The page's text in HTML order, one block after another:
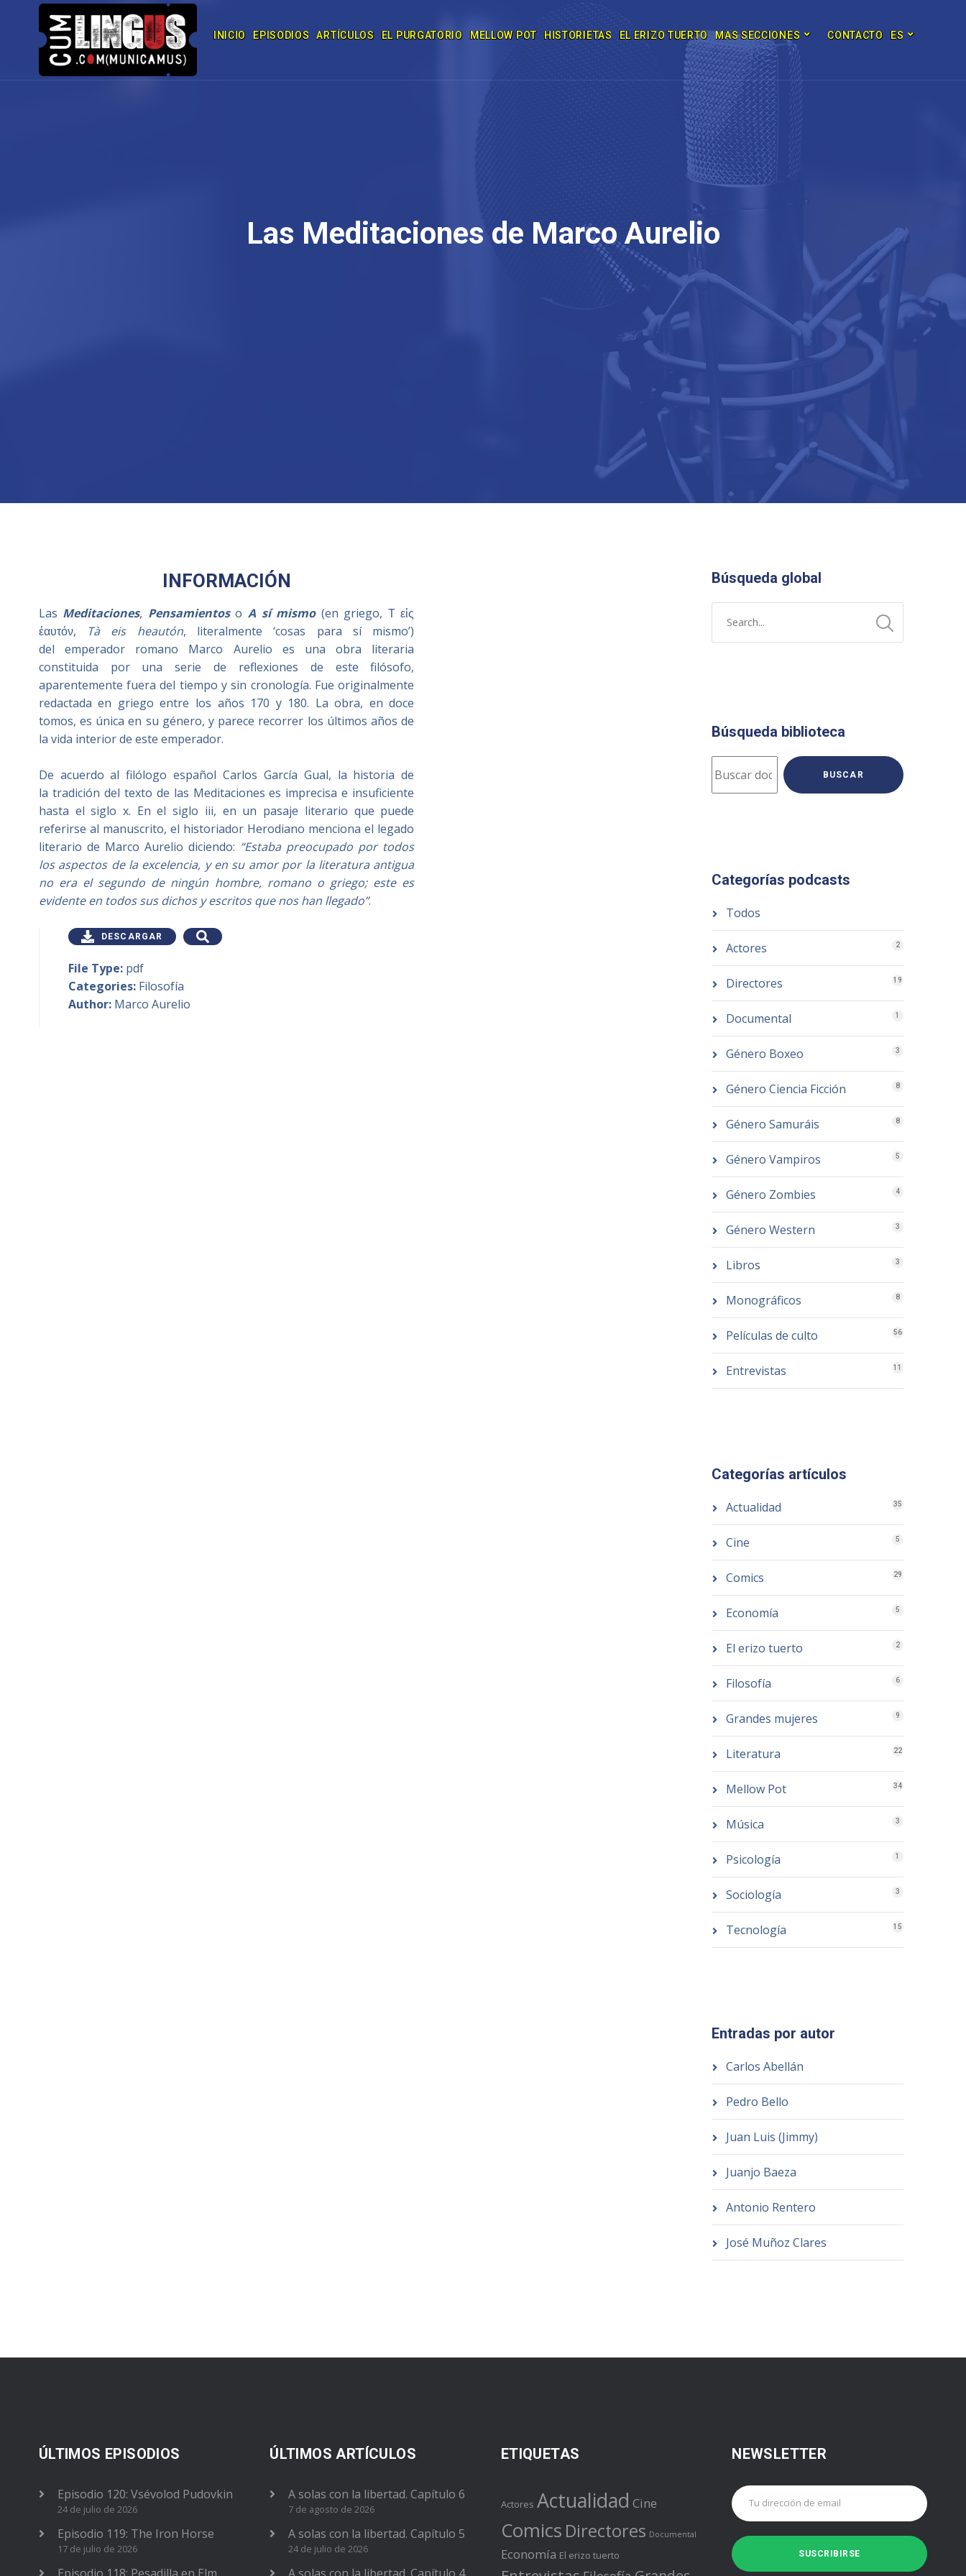
INICIO EPISODIOS ARTÍCULOS EL PURGATORIO MELLOW POT HISTORIETAS EL ERIZO TUERTO MAS SECCIONES CONTACTO ES
Las Meditaciones de Marco Aurelio
INFORMACIÓN
Las Meditaciones, PensamientosoA sí mismo(en griego, Τ εἰς
ἑαυτόν, Tà eis heautón, literalmente ‘cosas para sí mismo’)
del emperador romano Marco Aurelio es una obra literaria
constituida por una serie de reflexiones de este filósofo,
aparentemente fuera del tiempo y sin cronología. Fue originalmente
redactada en griego entre los años 170 y 180. La obra, en doce
tomos, es única en su género, y parece recorrer los últimos años de
la vida interior de este emperador.
De acuerdo al filólogo español Carlos García Gual, la historia de
la tradición del texto de las Meditaciones es imprecisa e insuficiente
hasta el siglo x. ​ En el siglo iii, en un pasaje literario que puede
referirse al manuscrito, el historiador Herodiano menciona el legado
literario de Marco Aurelio diciendo: “Estaba preocupado por todos
los aspectos de la excelencia, y en su amor por la literatura antigua
no era el segundo de ningún hombre, romano o griego; este es
evidente en todos sus dichos y escritos que nos han llegado”.
DESCARGAR
File Type: pdf
Categories: Filosofía
Author: Marco Aurelio
Búsqueda global
Búsqueda biblioteca
BUSCAR
Categorías podcasts
Todos
Actores 2
Directores 19
Documental 1
Género Boxeo 3
Género Ciencia Ficción 8
Género Samuráis 8
Género Vampiros 5
Género Zombies 4
Género Western 3
Libros 3
Monográficos 8
Películas de culto 56
Entrevistas 11
Categorías artículos
Actualidad 35
Cine 5
Comics 29
Economía 5
El erizo tuerto 2
Filosofía 6
Grandes mujeres 9
Literatura 22
Mellow Pot 34
Música 3
Psicología 1
Sociología 3
Tecnología 15
Entradas por autor
Carlos Abellán
Pedro Bello
Juan Luis (Jimmy)
Juanjo Baeza
Antonio Rentero
José Muñoz Clares
ÚLTIMOS EPISODIOS
Episodio 120: Vsévolod Pudovkin
24 de julio de 2026
Episodio 119: The Iron Horse
17 de julio de 2026
ÚLTIMOS ARTÍCULOS
A solas con la libertad. Capítulo 6
7 de agosto de 2026
A solas con la libertad. Capítulo 5
24 de julio de 2026
ETIQUETAS
Actores Actualidad Cine
Comics Directores Documental
Economía El erizo tuerto
NEWSLETTER